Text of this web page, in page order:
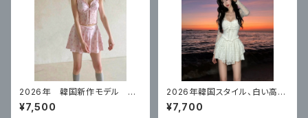
2026年 韓国新作モデル 高
級スプリットスカート ナイトプ
ールにぴったり
¥7,500
2026年韓国スタイル、白い高級
レース長袖日焼け止めワンピー
スセクシー
¥7,700